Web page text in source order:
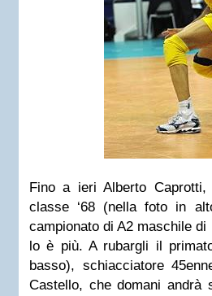
Fino a ieriAlberto Caprotti,
classe ‘68 (nella foto in
campionato di A2 maschile
lo è più. A rubargli il
basso), schiacciatore
Castello, che domani andrà